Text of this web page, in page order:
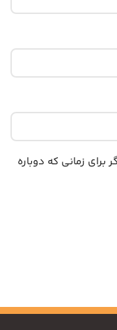
برای زمانی که دوباره